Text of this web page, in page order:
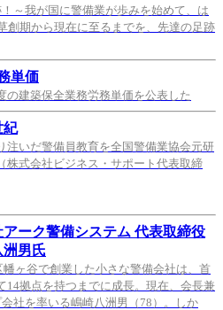
～我が国に警備業が歩みを始めて、は
創期から現在に至るまでを、先達の足跡
単価
の建築保全業務労務単価を公表した
紀
注いだ警備員教育を全国警備業協会元研
株式会社ビジネス・サポート代表取締
ーク警備システム 代表取締役
男氏
ヶ谷で創業した小さな警備会社は、首
14拠点を持つまでに成長。現在、会長兼
社を率いる嶋崎八洲男（78）。しか